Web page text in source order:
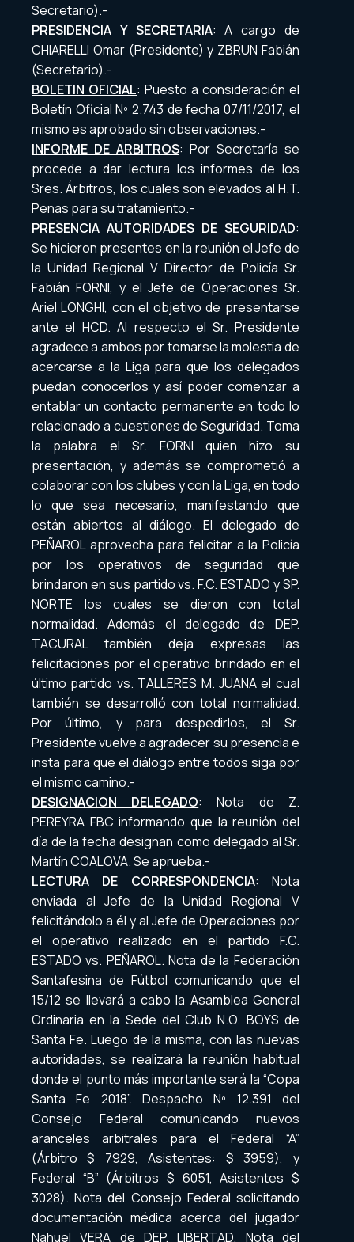
Secretario).-
PRESIDENCIA Y SECRETARIA: A cargo de
CHIARELLI Omar (Presidente) y ZBRUN Fabián
(Secretario).-
BOLETIN OFICIAL: Puesto a consideración el
Boletín Oficial Nº 2.743 de fecha 07/11/2017, el
mismo es aprobado sin observaciones.-
INFORME DE ARBITROS: Por Secretaría se
procede a dar lectura los informes de los
Sres. Árbitros, los cuales son elevados al H.T.
Penas para su tratamiento.-
PRESENCIA AUTORIDADES DE SEGURIDAD:
Se hicieron presentes en la reunión el Jefe de
la Unidad Regional V Director de Policía Sr.
Fabián FORNI, y el Jefe de Operaciones Sr.
Ariel LONGHI, con el objetivo de presentarse
ante el HCD. Al respecto el Sr. Presidente
agradece a ambos por tomarse la molestia de
acercarse a la Liga para que los delegados
puedan conocerlos y así poder comenzar a
entablar un contacto permanente en todo lo
relacionado a cuestiones de Seguridad. Toma
la palabra el Sr. FORNI quien hizo su
presentación, y además se comprometió a
colaborar con los clubes y con la Liga, en todo
lo que sea necesario, manifestando que
están abiertos al diálogo. El delegado de
PEÑAROL aprovecha para felicitar a la Policía
por los operativos de seguridad que
brindaron en sus partido vs. F.C. ESTADO y SP.
NORTE los cuales se dieron con total
normalidad. Además el delegado de DEP.
TACURAL también deja expresas las
felicitaciones por el operativo brindado en el
último partido vs. TALLERES M. JUANA el cual
también se desarrolló con total normalidad.
Por último, y para despedirlos, el Sr.
Presidente vuelve a agradecer su presencia e
insta para que el diálogo entre todos siga por
el mismo camino.-
DESIGNACION DELEGADO: Nota de Z.
PEREYRA FBC informando que la reunión del
día de la fecha designan como delegado al Sr.
Martín COALOVA. Se aprueba.-
LECTURA DE CORRESPONDENCIA: Nota
enviada al Jefe de la Unidad Regional V
felicitándolo a él y al Jefe de Operaciones por
el operativo realizado en el partido F.C.
ESTADO vs. PEÑAROL. Nota de la Federación
Santafesina de Fútbol comunicando que el
15/12 se llevará a cabo la Asamblea General
Ordinaria en la Sede del Club N.O. BOYS de
Santa Fe. Luego de la misma, con las nuevas
autoridades, se realizará la reunión habitual
donde el punto más importante será la “Copa
Santa Fe 2018”. Despacho Nº 12.391 del
Consejo Federal comunicando nuevos
aranceles arbitrales para el Federal “A”
(Árbitro $ 7929, Asistentes: $ 3959), y
Federal “B” (Árbitros $ 6051, Asistentes $
3028). Nota del Consejo Federal solicitando
documentación médica acerca del jugador
Nahuel VERA de DEP. LIBERTAD. Nota del